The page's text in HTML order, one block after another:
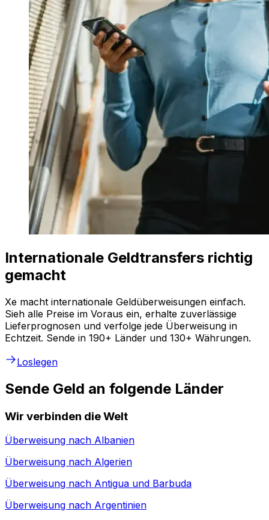
Internationale Geldtransfers richtig
gemacht
Xe macht internationale Geldüberweisungen einfach.
Sieh alle Preise im Voraus ein, erhalte zuverlässige
Lieferprognosen und verfolge jede Überweisung in
Echtzeit. Sende in 190+ Länder und 130+ Währungen.
Loslegen
Sende Geld an folgende Länder
Wir verbinden die Welt
Überweisung nach Albanien
Überweisung nach Algerien
Überweisung nach Antigua und Barbuda
Überweisung nach Argentinien